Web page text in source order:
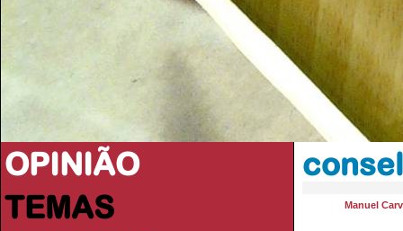
OPINIÃO
TEMAS
Manuel